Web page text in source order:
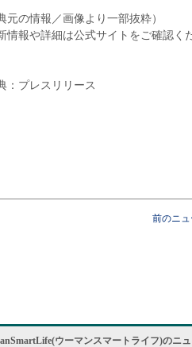
元の情報／画像より一部抜粋）
情報や詳細は公式サイトをご確認く
：プレスリリース
前のニュ
ウーマンスマートライフ)のニ